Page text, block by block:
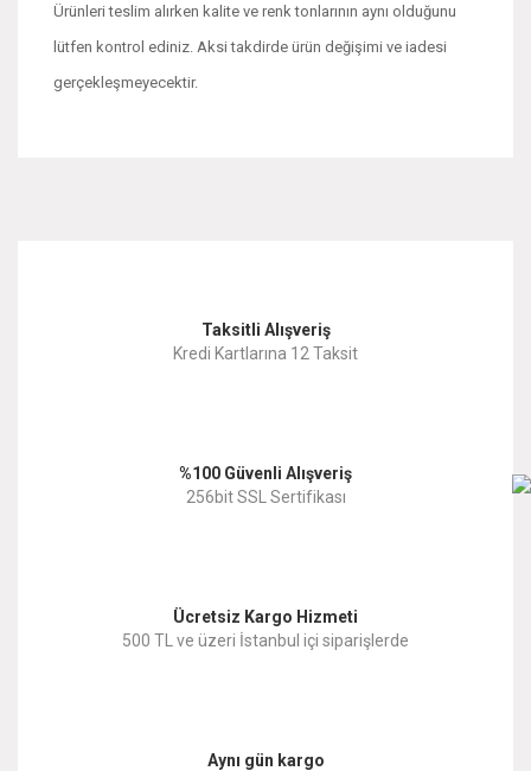
Ürünleri teslim alırken kalite ve renk tonlarının aynı olduğunu
lütfen kontrol ediniz. Aksi takdirde ürün değişimi ve iadesi
gerçekleşmeyecektir.
Ürün resmi kalitesiz, bozuk veya görüntülenemiyor.
Ürün fiyatı diğer sitelerden daha pahalı.
Taksitli Alışveriş
Kredi Kartlarına 12 Taksit
%100 Güvenli Alışveriş
256bit SSL Sertifikası
Ücretsiz Kargo Hizmeti
500 TL ve üzeri İstanbul içi siparişlerde
Aynı gün kargo